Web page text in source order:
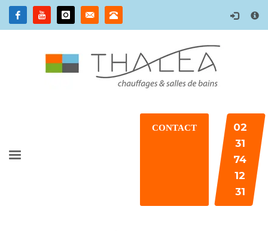
×
CONTACT
02
31
74
12
31